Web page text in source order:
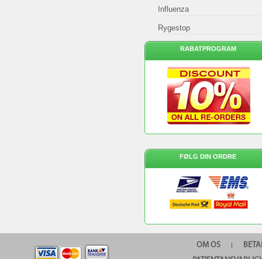
Influenza
Rygestop
RABATPROGRAM
FØLG DIN ORDRE
OM OS |